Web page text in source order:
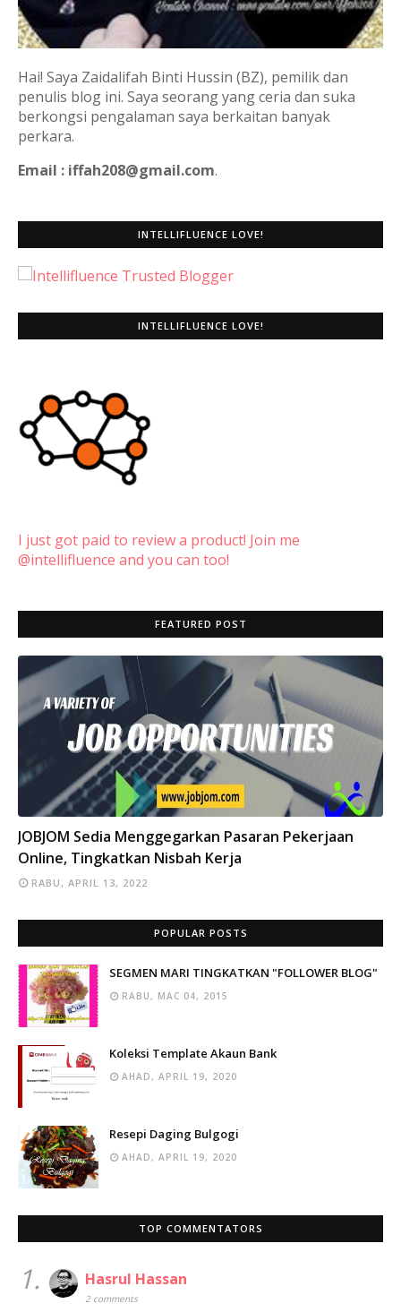
Hai! Saya Zaidalifah Binti Hussin (BZ), pemilik dan
penulis blog ini. Saya seorang yang ceria dan suka
berkongsi pengalaman saya berkaitan banyak
perkara.
Email : iffah208@gmail.com.
INTELLIFLUENCE LOVE!
INTELLIFLUENCE LOVE!
I just got paid to review a product! Join me
@intellifluence and you can too!
FEATURED POST
INFO
JOBJOM Sedia Menggegarkan Pasaran Pekerjaan
Online, Tingkatkan Nisbah Kerja
RABU, APRIL 13, 2022
POPULAR POSTS
SEGMEN MARI TINGKATKAN "FOLLOWER BLOG"
RABU, MAC 04, 2015
Koleksi Template Akaun Bank
AHAD, APRIL 19, 2020
Resepi Daging Bulgogi
AHAD, APRIL 19, 2020
TOP COMMENTATORS
1. Hasrul Hassan
2 comments